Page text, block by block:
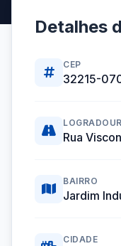
Detalhes
CEP
32215-
Rua
BAIRRO
Jardim
CIDADE